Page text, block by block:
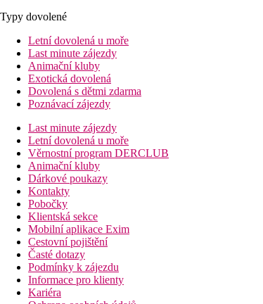
Typy dovolené
Letní dovolená u moře
Last minute zájezdy
Animační kluby
Exotická dovolená
Dovolená s dětmi zdarma
Poznávací zájezdy
Last minute zájezdy
Letní dovolená u moře
Věrnostní program DERCLUB
Animační kluby
Dárkové poukazy
Kontakty
Pobočky
Klientská sekce
Mobilní aplikace Exim
Cestovní pojištění
Časté dotazy
Podmínky k zájezdu
Informace pro klienty
Kariéra